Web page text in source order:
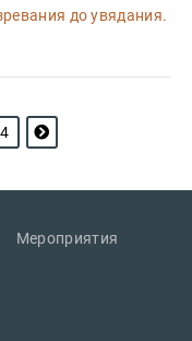
до увядания.
4
Мероприятия